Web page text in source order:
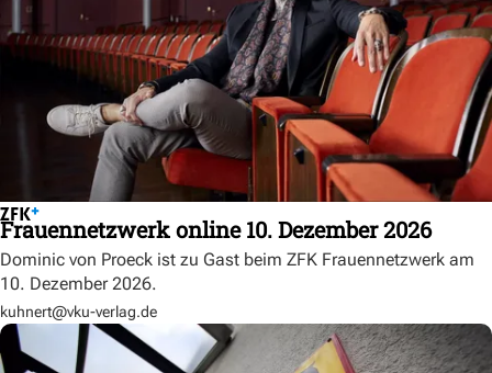
Frauennetzwerk online 10. Dezember 2026
Dominic von Proeck ist zu Gast beim ZFK Frauennetzwerk am
10. Dezember 2026.
kuhnert@vku-verlag.de